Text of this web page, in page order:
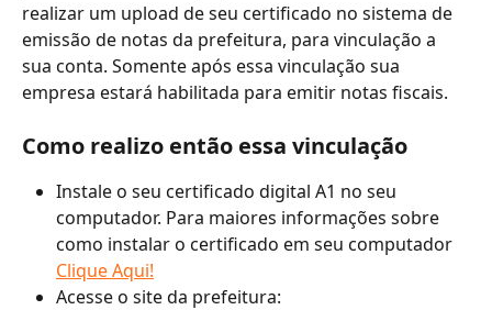
realizar um upload de seu certificado no sistema de
emissão de notas da prefeitura, para vinculação a
sua conta. Somente após essa vinculação sua
empresa estará habilitada para emitir notas fiscais.
Como realizo então essa vinculação
Instale o seu certificado digital A1 no seu
computador. Para maiores informações sobre
como instalar o certificado em seu computador
Clique Aqui!
Acesse o site da prefeitura: